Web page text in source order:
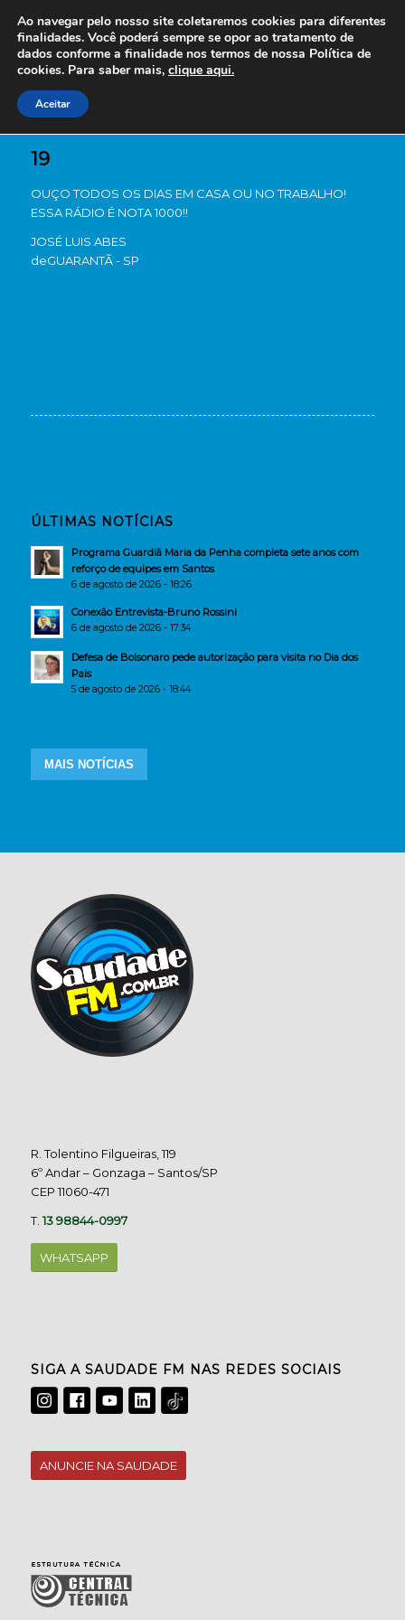
19
OUÇO TODOS OS DIAS EM CASA OU NO TRABALHO!
ESSA RÁDIO É NOTA 1000!!
JOSÉ LUIS ABES
deGUARANTÃ - SP
ÚLTIMAS NOTÍCIAS
Programa Guardiã Maria da Penha completa sete anos com
reforço de equipes em Santos
6 de agosto de 2026 - 18:26
Conexão Entrevista-Bruno Rossini
6 de agosto de 2026 - 17:34
Defesa de Bolsonaro pede autorização para visita no Dia dos
Pais
5 de agosto de 2026 - 18:44
MAIS NOTÍCIAS
R. Tolentino Filgueiras, 119
6º Andar – Gonzaga – Santos/SP
CEP 11060-471
T.13 98844-0997
WHATSAPP
SIGA A SAUDADE FM NAS REDES SOCIAIS
ANUNCIE NA SAUDADE
Ao navegar pelo nosso site coletaremos cookies para diferentes
finalidades. Você poderá sempre se opor ao tratamento de
dados conforme a finalidade nos termos de nossa Política de
cookies. Para saber mais, clique aqui.
Aceitar